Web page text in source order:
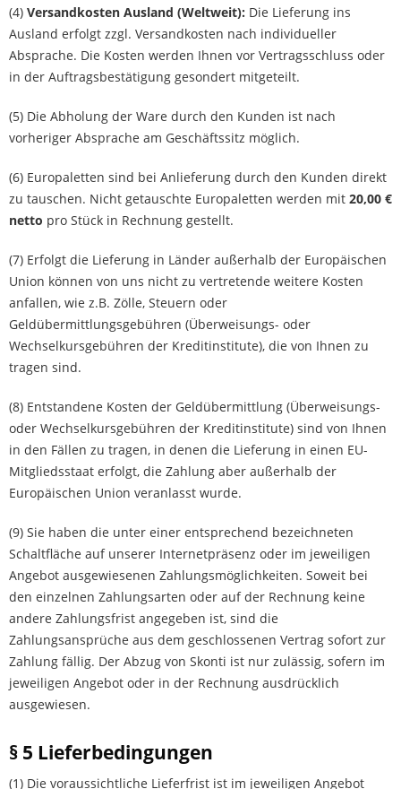
(4) Versandkosten Ausland (Weltweit): Die Lieferung ins
Ausland erfolgt zzgl. Versandkosten nach individueller
Absprache. Die Kosten werden Ihnen vor Vertragsschluss oder
in der Auftragsbestätigung gesondert mitgeteilt.
(5) Die Abholung der Ware durch den Kunden ist nach
vorheriger Absprache am Geschäftssitz möglich.
(6) Europaletten sind bei Anlieferung durch den Kunden direkt
zu tauschen. Nicht getauschte Europaletten werden mit 20,00 €
netto pro Stück in Rechnung gestellt.
(7) Erfolgt die Lieferung in Länder außerhalb der Europäischen
Union können von uns nicht zu vertretende weitere Kosten
anfallen, wie z.B. Zölle, Steuern oder
Geldübermittlungsgebühren (Überweisungs- oder
Wechselkursgebühren der Kreditinstitute), die von Ihnen zu
tragen sind.
(8) Entstandene Kosten der Geldübermittlung (Überweisungs-
oder Wechselkursgebühren der Kreditinstitute) sind von Ihnen
in den Fällen zu tragen, in denen die Lieferung in einen EU-
Mitgliedsstaat erfolgt, die Zahlung aber außerhalb der
Europäischen Union veranlasst wurde.
(9) Sie haben die unter einer entsprechend bezeichneten
Schaltfläche auf unserer Internetpräsenz oder im jeweiligen
Angebot ausgewiesenen Zahlungsmöglichkeiten. Soweit bei
den einzelnen Zahlungsarten oder auf der Rechnung keine
andere Zahlungsfrist angegeben ist, sind die
Zahlungsansprüche aus dem geschlossenen Vertrag sofort zur
Zahlung fällig. Der Abzug von Skonti ist nur zulässig, sofern im
jeweiligen Angebot oder in der Rechnung ausdrücklich
ausgewiesen.
§ 5 Lieferbedingungen
(1) Die voraussichtliche Lieferfrist ist im jeweiligen Angebot